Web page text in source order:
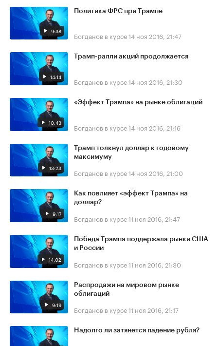
9:38
Политика ФРС при Трампе
Богданов в курсе14 ноя 2016, 21:47
14:14
Трамп-ралли акций продолжается
Богданов в курсе14 ноя 2016, 21:30
10:43
«Эффект Трампа» на рынке облигаций
Богданов в курсе14 ноя 2016, 21:16
13:23
Трамп толкнул доллар к годовому
максимуму
Богданов в курсе14 ноя 2016, 21:00
9:17
Как повлияет «эффект Трампа» на
доллар?
Богданов в курсе11 ноя 2016, 21:47
14:02
Победа Трампа поддержала рынки США
и России
Богданов в курсе11 ноя 2016, 21:30
9:19
Распродажи на мировом рынке
облигаций
Богданов в курсе11 ноя 2016, 21:17
Надолго ли затянется падение рубля?